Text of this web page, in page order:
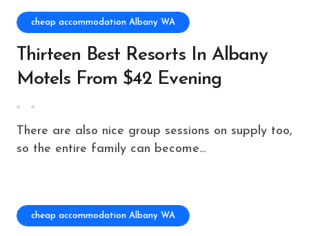
cheap accommodation Albany WA
Thirteen Best Resorts In Albany
Motels From $42 Evening
There are also nice group sessions on supply too,
so the entire family can become...
cheap accommodation Albany WA